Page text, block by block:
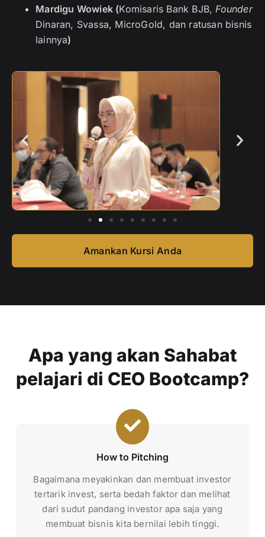
⁠Mardigu Wowiek (Komisaris Bank BJB, Founder
Dinaran, Svassa, MicroGold, dan ratusan bisnis
lainnya)
Amankan Kursi Anda
Apa yang akan Sahabat
pelajari di CEO Bootcamp?
How to Pitching
Bagaimana meyakinkan dan membuat investor
tertarik invest, serta bedah faktor dan melihat
dari sudut pandang investor apa saja yang
membuat bisnis kita bernilai lebih tinggi.